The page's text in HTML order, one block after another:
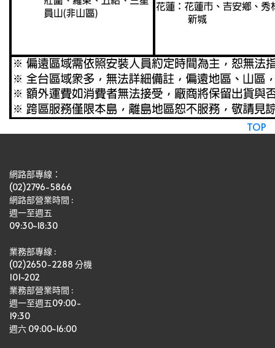
TOP
網路部專線：
(02)2796-5866
網路部營業時間 :
週一至週五
09:30~18:30
業務部專線 :
(02)2650-2288 分機
101~202
業務部營業時間 :
週一至週五09:00-
19:30
週六 09:00~16:00